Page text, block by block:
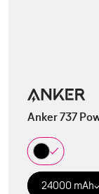
Anker 737
24000 mAh